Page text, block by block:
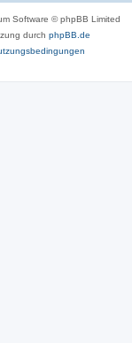
Software © phpBB Limited
durch phpBB.de